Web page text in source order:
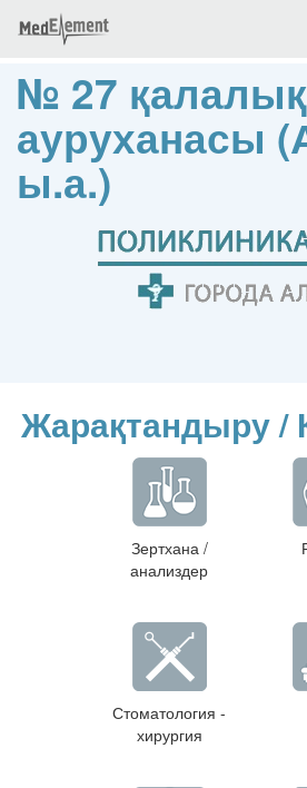
№ 27 қалалық
ауруханасы
ы.а.)
Жарақтандыру /
Зертхана /
анализдер
Стоматология -
хирургия